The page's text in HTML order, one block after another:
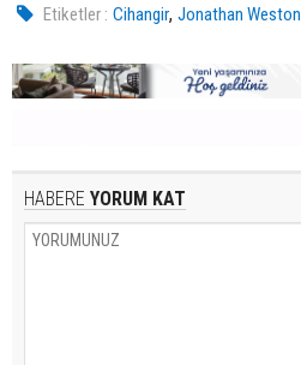
Etiketler : Cihangir,Jonathan Weston
HABERE YORUM KAT